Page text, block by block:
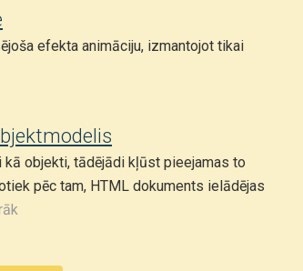
efekta animāciju, izmantojot tikai
objekti, tādējādi kļūst pieejamas to
pēc tam, HTML dokuments ielādējas